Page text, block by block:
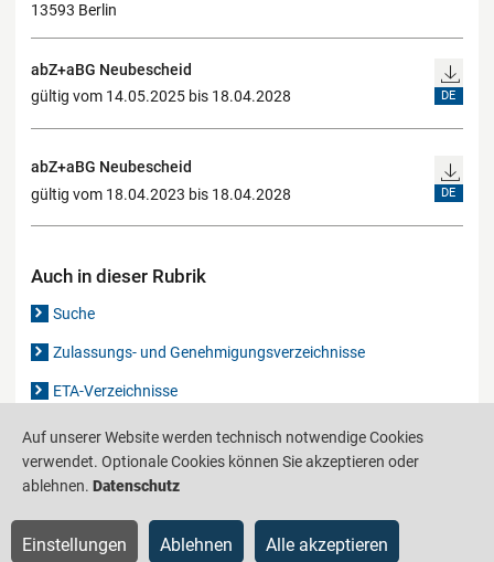
13593 Berlin
abZ+aBG Neubescheid
gültig vom 14.05.2025 bis 18.04.2028
DE
abZ+aBG Neubescheid
gültig vom 18.04.2023 bis 18.04.2028
DE
Auch in dieser Rubrik
Suche
Zulassungs- und Genehmigungsverzeichnisse
ETA-Verzeichnisse
Gutachten-Verzeichnis
Barrierefreiheit Datenschutz Impressum Sitemap
Auf unserer Website werden technisch notwendige Cookies
verwendet. Optionale Cookies können Sie akzeptieren oder
ablehnen. Datenschutz
Einstellungen Ablehnen Alle akzeptieren